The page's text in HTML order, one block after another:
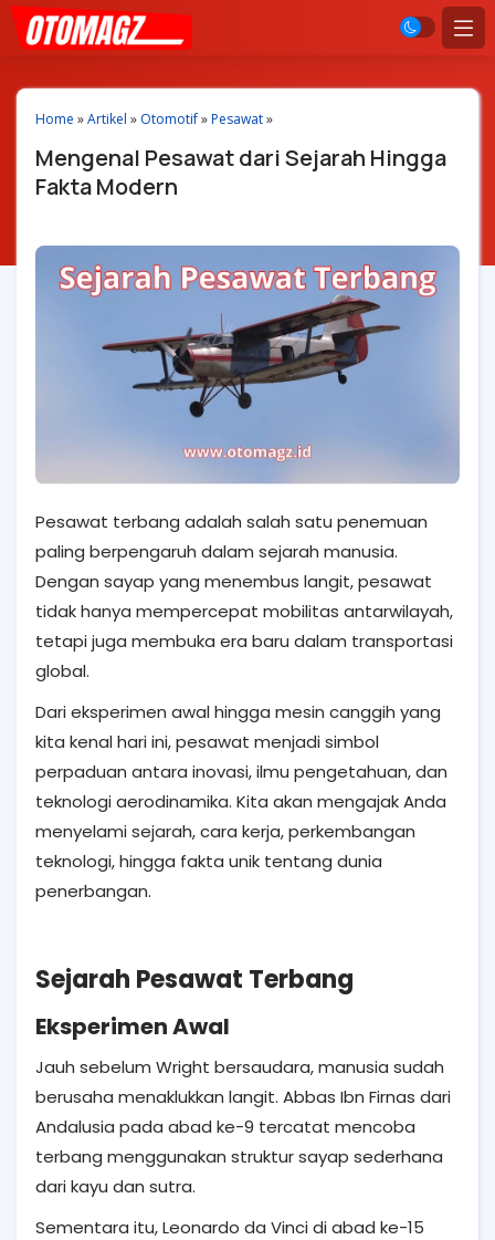
Home »Artikel » Otomotif»Pesawat»
Mengenal Pesawat dari Sejarah Hingga
Fakta Modern
Pesawat terbang adalah salah satu penemuan
paling berpengaruh dalam sejarah manusia.
Dengan sayap yang menembus langit, pesawat
tidak hanya mempercepat mobilitas antarwilayah,
tetapi juga membuka era baru dalam transportasi
global.
Dari eksperimen awal hingga mesin canggih yang
kita kenal hari ini, pesawat menjadi simbol
perpaduan antara inovasi, ilmu pengetahuan, dan
teknologi aerodinamika. Kita akan mengajak Anda
menyelami sejarah, cara kerja, perkembangan
teknologi, hingga fakta unik tentang dunia
penerbangan.
Sejarah Pesawat Terbang
Eksperimen Awal
Jauh sebelum Wright bersaudara, manusia sudah
berusaha menaklukkan langit. Abbas Ibn Firnas dari
Andalusia pada abad ke-9 tercatat mencoba
terbang menggunakan struktur sayap sederhana
dari kayu dan sutra.
Sementara itu, Leonardo da Vinci di abad ke-15